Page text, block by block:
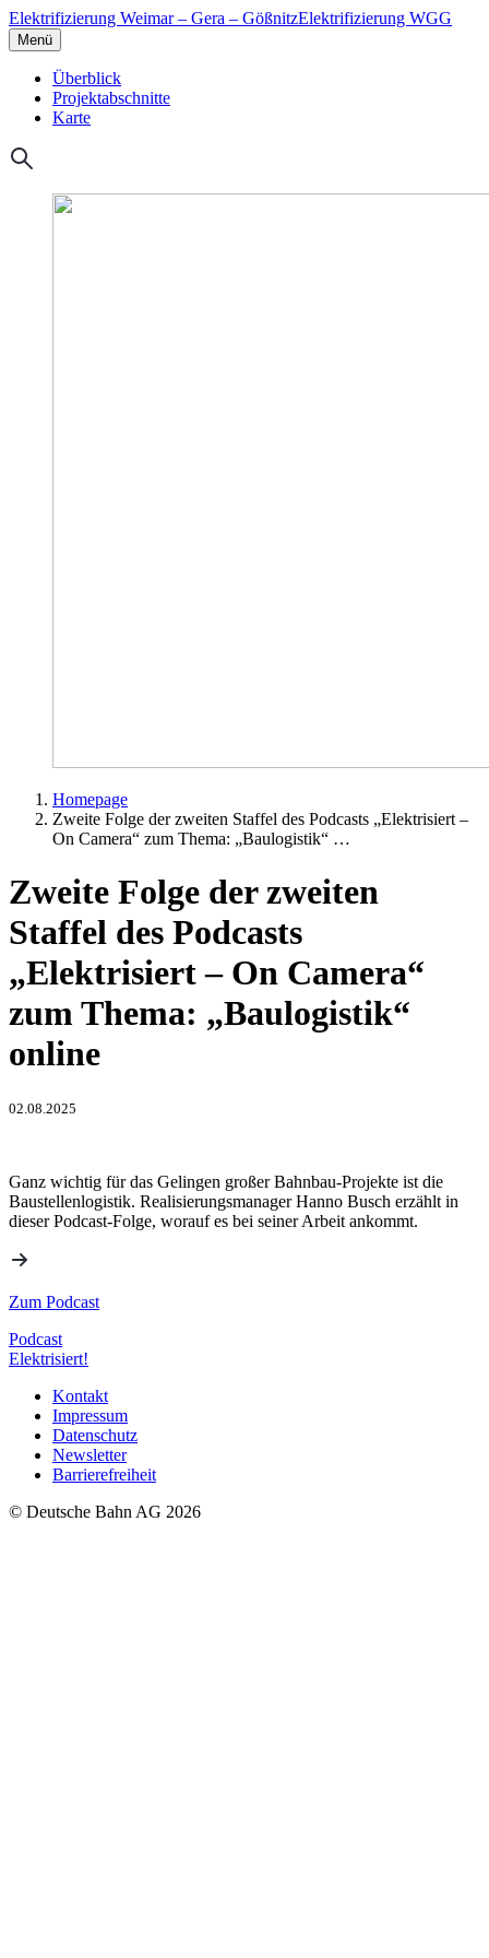
Elektrifizierung Weimar – Gera – GößnitzElektrifizierung WGG
Menü
Überblick
Projektabschnitte
Karte
Homepage
Zweite Folge der zweiten Staffel des Podcasts „Elektrisiert –
On Camera“ zum Thema: „Baulogistik“ …
Zweite Folge der zweiten
Staffel des Podcasts
„Elektrisiert – On Camera“
zum Thema: „Baulogistik“
online
02.08.2025
Ganz wichtig für das Gelingen großer Bahnbau-Projekte ist die
Baustellenlogistik. Realisierungsmanager Hanno Busch erzählt in
dieser Podcast-Folge, worauf es bei seiner Arbeit ankommt.
Zum Podcast
Podcast
Elektrisiert!
Kontakt
Impressum
Datenschutz
Newsletter
Barrierefreiheit
© Deutsche Bahn AG 2026